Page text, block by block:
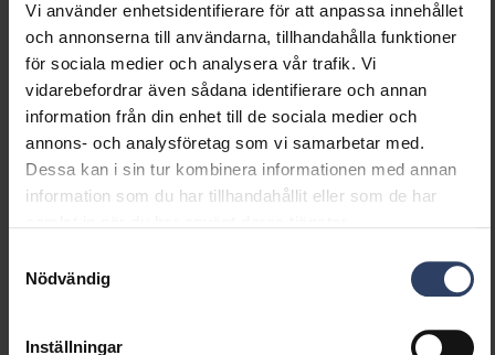
Vi använder enhetsidentifierare för att anpassa innehållet
och annonserna till användarna, tillhandahålla funktioner
för sociala medier och analysera vår trafik. Vi
vidarebefordrar även sådana identifierare och annan
information från din enhet till de sociala medier och
annons- och analysföretag som vi samarbetar med.
Dessa kan i sin tur kombinera informationen med annan
information som du har tillhandahållit eller som de har
Nödvändig
Inställningar
Dimning och styrning
Dimning 0-10 V
Dimning tillverkarspecifik
nätspänningsmodulering